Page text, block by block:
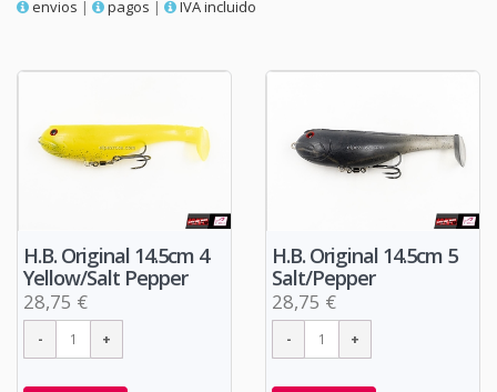
envios | pagos | IVA incluido
H.B. Original 14.5cm 4
Yellow/Salt Pepper
28,75 €
H.B. Original 14.5cm 5
Salt/Pepper
28,75 €